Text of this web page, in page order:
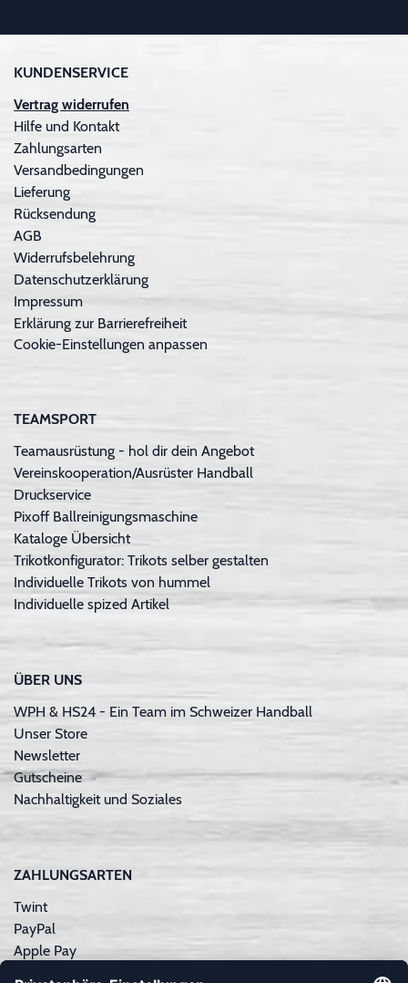
KUNDENSERVICE
Vertrag widerrufen
Hilfe und Kontakt
Zahlungsarten
Versandbedingungen
Lieferung
Rücksendung
AGB
Widerrufsbelehrung
Datenschutzerklärung
Impressum
Erklärung zur Barrierefreiheit
Cookie-Einstellungen anpassen
TEAMSPORT
Teamausrüstung - hol dir dein Angebot
Vereinskooperation/Ausrüster Handball
Druckservice
Pixoff Ballreinigungsmaschine
Kataloge Übersicht
Trikotkonfigurator: Trikots selber gestalten
Individuelle Trikots von hummel
Individuelle spized Artikel
ÜBER UNS
WPH & HS24 - Ein Team im Schweizer Handball
Unser Store
Newsletter
Gutscheine
Nachhaltigkeit und Soziales
ZAHLUNGSARTEN
Twint
PayPal
Apple Pay